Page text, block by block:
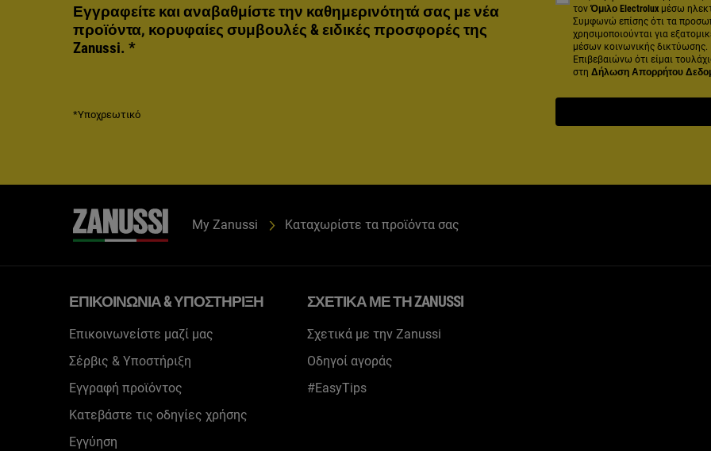
Εγγραφείτε και αναβαθμίστε την καθημερινότητά σας με νέα
προϊόντα, κορυφαίες συμβουλές & ειδικές προσφορές της
Zanussi. *
*Υποχρεωτικό
τον Όμιλο Electrolux μέσω
Συμφωνώ επίσης ότι τα
χρησιμοποιούνται για
μέσων κοινωνικής
Επιβεβαιώνω ότι είμαι
στη Δήλωση Απορρήτου
My Zanussi Καταχωρίστε τα προϊόντα σας
ΕΠΙΚΟΙΝΩΝΊΑ & ΥΠΟΣΤΉΡΙΞΗ
Επικοινωνείστε μαζί μας
Σέρβις & Υποστήριξη
Εγγραφή προϊόντος
Κατεβάστε τις οδηγίες χρήσης
Εγγύηση
ΣΧΕΤΙΚΆ ΜΕ ΤΗ ZANUSSI
Σχετικά με την Zanussi
Οδηγοί αγοράς
#EasyTips